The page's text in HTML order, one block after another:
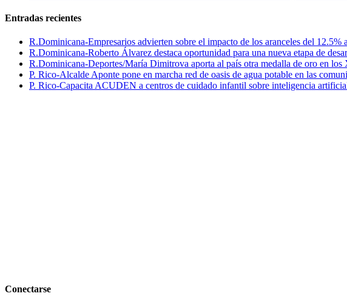
Entradas recientes
R.Dominicana-Empresarios advierten sobre el impacto de los aranceles del 12.5%
R.Dominicana-Roberto Álvarez destaca oportunidad para una nueva etapa de
R.Dominicana-Deportes/María Dimitrova aporta al país otra medalla de oro en
P. Rico-Alcalde Aponte pone en marcha red de oasis de agua potable en las
P. Rico-Capacita ACUDEN a centros de cuidado infantil sobre inteligencia
Conectarse